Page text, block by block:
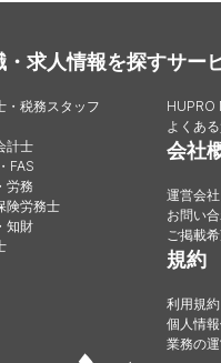
・求人情報を探す
・税務スタッフ
計士
FAS
労務
険労務士
知財
サー
HUPRO
よくあ
会社
運営会社
お問い
ご掲載
規約
利用規約
個人情
業務の